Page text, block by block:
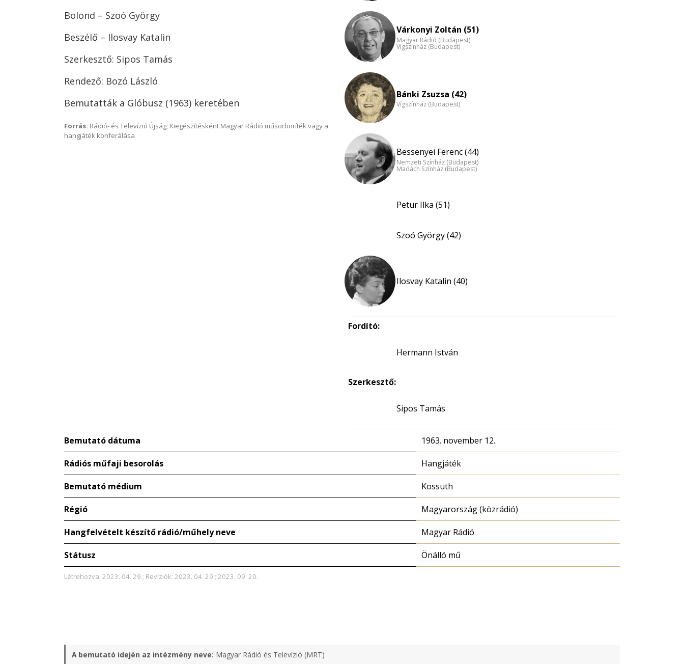
Bolond – Szoó György
Beszélő – Ilosvay Katalin
Szerkesztő: Sipos Tamás
Rendező: Bozó László
Bemutatták a Glóbusz (1963) keretében
Forrás: Rádió- és Televízió Újság; Kiegészítésként Magyar Rádió műsorboríték vagy a
hangjáték konferálása
Várkonyi Zoltán (51)
Magyar Rádió (Budapest)
Vígszínház (Budapest)
Bánki Zsuzsa (42)
Vígszínház (Budapest)
Bessenyei Ferenc (44)
Nemzeti Színház (Budapest)
Madách Színház (Budapest)
Petur Ilka (51)
Szoó György (42)
Ilosvay Katalin (40)
Fordító:
Hermann István
Szerkesztő:
Sipos Tamás
Bemutató dátuma 1963. november 12.
Rádiós műfaji besorolás Hangjáték
Bemutató médium Kossuth
Régió Magyarország (közrádió)
Hangfelvételt készítő rádió/műhely neve Magyar Rádió
Státusz Önálló mű
Létrehozva: 2023. 04. 29.; Revíziók: 2023. 04. 29.; 2023. 09. 20.
A bemutató idején az intézmény neve: Magyar Rádió és Televízió (MRT)